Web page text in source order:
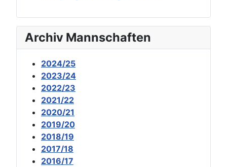
Archiv Mannschaften
2024/25
2023/24
2022/23
2021/22
2020/21
2019/20
2018/19
2017/18
2016/17